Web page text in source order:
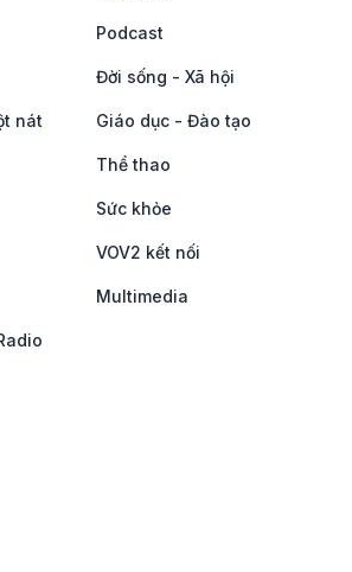
Podcast
Đời sống - Xã hội
nát Giáo dục - Đào tạo
Thể thao
Sức khỏe
VOV2 kết nối
Multimedia